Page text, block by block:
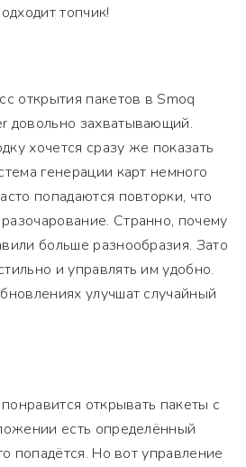
топчик!
открытия пакетов в Smoq
довольно захватывающий.
хочется сразу же показать
генерации карт немного
попадаются повторки, что
Странно, почему
больше разнообразия. Зато
и управлять им удобно.
улучшат случайный
открывать пакеты с
есть определённый
попадётся. Но вот управление